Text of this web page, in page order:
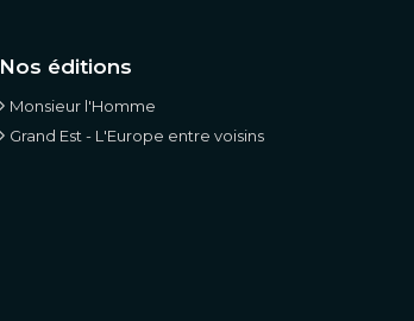
Nos éditions
Monsieur l'Homme
Grand Est - L'Europe entre voisins